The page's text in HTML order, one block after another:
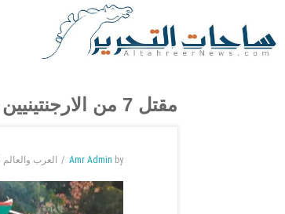
مقتل 7 من الارجنتينيين في احداث فلسطين
by
Amr Admin العرب والعالم